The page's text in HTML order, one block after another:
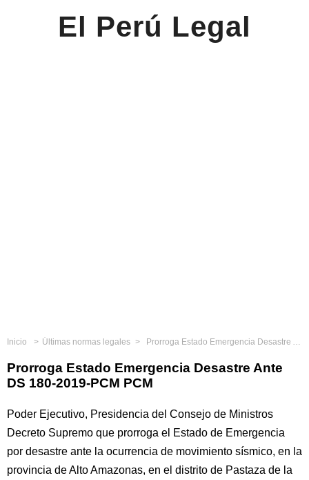
El Perú Legal
Inicio Últimas normas legales Prorroga Estado Emergencia Desastre Ante DS 180-2019-PCM PCM
Prorroga Estado Emergencia Desastre Ante
DS 180-2019-PCM PCM
Poder Ejecutivo, Presidencia del Consejo de Ministros
Decreto Supremo que prorroga el Estado de Emergencia
por desastre ante la ocurrencia de movimiento sísmico, en la
provincia de Alto Amazonas, en el distrito de Pastaza de la